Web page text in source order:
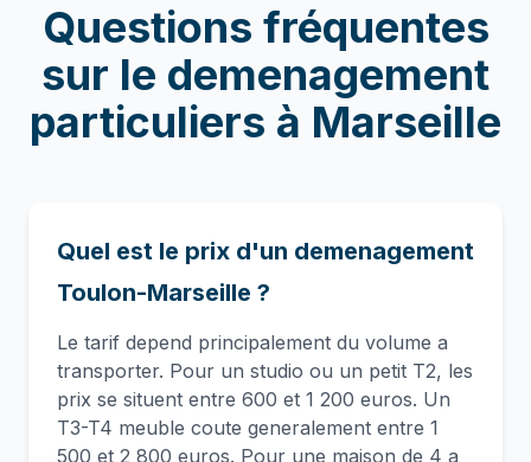
Questions fréquentes
sur le demenagement
particuliers à Marseille
Quel est le prix d'un demenagement
Toulon-Marseille ?
Le tarif depend principalement du volume a
transporter. Pour un studio ou un petit T2, les
prix se situent entre 600 et 1 200 euros. Un
T3-T4 meuble coute generalement entre 1
500 et 2 800 euros. Pour une maison de 4 a